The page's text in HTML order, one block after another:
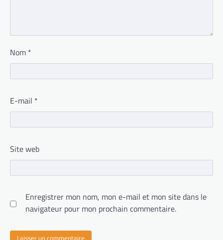
Nom *
E-mail *
Site web
Enregistrer mon nom, mon e-mail et mon site dans le
navigateur pour mon prochain commentaire.